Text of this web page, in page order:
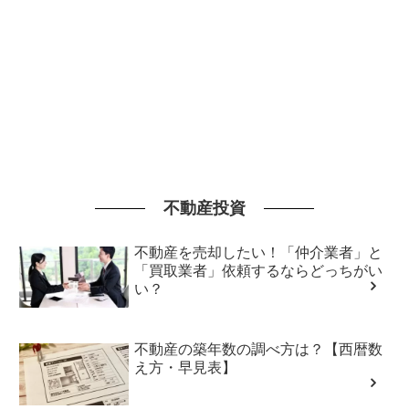
不動産投資
不動産を売却したい！「仲介業者」と
「買取業者」依頼するならどっちがい
い？
不動産の築年数の調べ方は？【西暦数
え方・早見表】